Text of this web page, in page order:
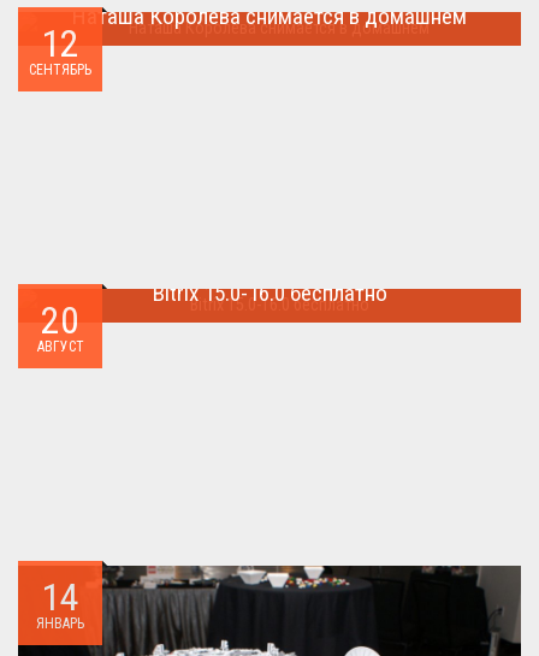
12
СЕНТЯБРЬ
Наташа Королева снимается в домашнем
20
АВГУСТ
Bitrix 15.0-16.0 бесплатно
14
ЯНВАРЬ